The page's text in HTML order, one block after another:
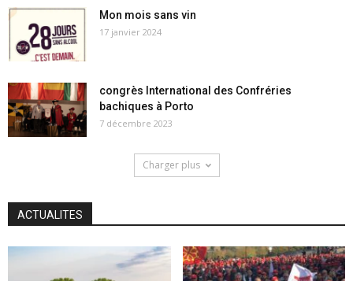
Mon mois sans vin
17 janvier 2024
congrès International des Confréries
bachiques à Porto
7 décembre 2023
Charger plus
ACTUALITES